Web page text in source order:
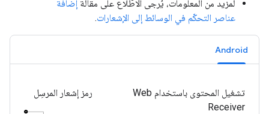
لمزيد من المعلومات، يُرجى الاطّلاع على مقالة إضافة
عناصر التحكّم في الوسائط إلى الإشعارات.
Android
رمز إشعار المرسِل
تشغيل المحتوى باستخدام Web
Receiver